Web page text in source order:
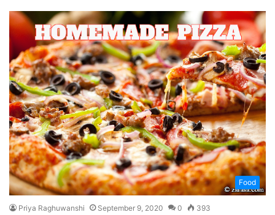
Food
Priya Raghuwanshi September 9, 2020 0 393